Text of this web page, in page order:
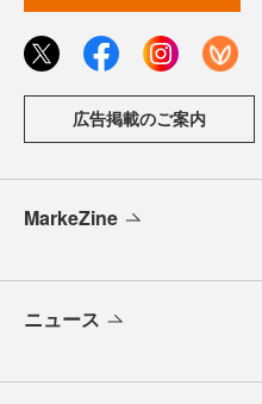
広告掲載のご案内
MarkeZine
ニュース